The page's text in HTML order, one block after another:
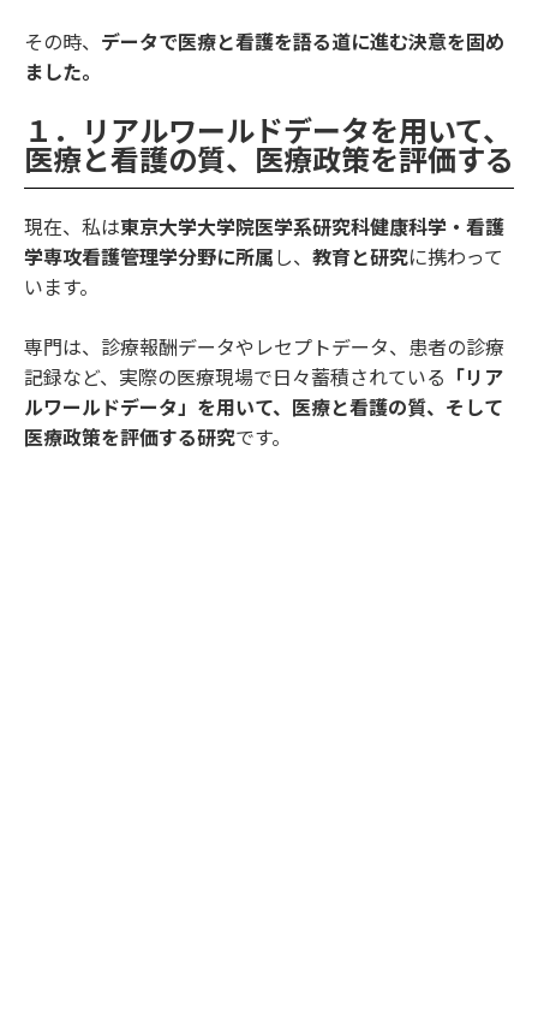
その時、 データで医療と看護を語る道に進む決意を固め
ました。
１．リアルワールドデータを用いて、
医療と看護の質、医療政策を評価する
現在、私は東京大学大学院医学系研究科健康科学・看護
学専攻看護管理学分野に所属 し、 教育と研究に携わって
います。
専門は、診療報酬データやレセプトデータ、患者の診療
記録など、実際の医療現場で日々蓄積されている 「リア
ルワールドデータ」を用いて、医療と看護の質、そして
医療政策を評価する研究です。